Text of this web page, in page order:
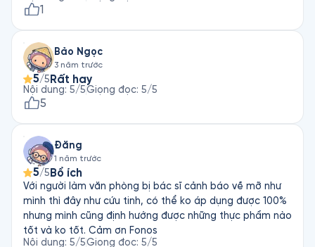
độ thanh lọc 3-6-9 và việc uống nước ép cần tây & sinh
sẻ. Chúc cho những ai hữu duyên có thể tiếp cận và
cảm nhận được những giá trị này.
1
Bảo Ngọc
3 năm trước
5/5 Rất hay
Nội dung: 5/5Giọng đọc: 5/5
5
Đăng
1 năm trước
5/5 Bổ ích
Với người làm văn phòng bị bác sĩ cảnh báo về mỡ như
mình thì đây như cứu tinh, có thể ko áp dụng được 100%
nhưng mình cũng định hướng được những thực phẩm nào
tốt và ko tốt. Cảm ơn Fonos
Nội dung: 5/5Giọng đọc: 5/5